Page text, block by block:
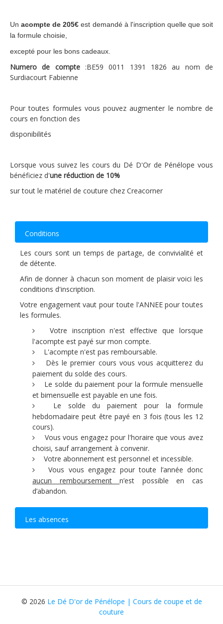
Unacompte de 205€ est demandé à l'inscription quelle que soit
la formule choisie,
excepté pour les bons cadeaux
Numero de compte:BE59 0011 1391 1826 au nom de
Surdiacourt Fabienne
Pour toutes formules vous pouvez augmenter le nombre de
cours en fonction des
disponibilités
Lorsque vous suivez les cours du Dé D'Or de Pénélope vous
bénéficiez d'une réduction de 10%
sur tout le matériel de couture chez Creacorner
Conditions
Les cours sont un temps de partage, de convivialité et
de détente.
Afin de donner à chacun son moment de plaisir voici les
conditions d'inscription.
Votre engagement vaut pour toute l'ANNEE pour toutes
les formules.
Votre inscription n'est effective que lorsque
l'acompte est payé sur mon compte.
L'acompte n'est pas remboursable.
Dès le premier cours vous vous acquitterez du
paiement du solde des cours.
Le solde du paiement pour la formule mensuelle
et bimensuelle est payable en une fois.
Le solde du paiement pour la formule
hebdomadaire peut être payé en 3 fois (tous les 12
cours).
Vous vous engagez pour l'horaire que vous avez
choisi, sauf arrangement à convenir.
Votre abonnement est personnel et incessible.
Vous vous engagez pour toute l’année donc
aucun remboursementn’est possible en cas
d’abandon.
Les absences
Tout cours décommandéle jour mêmesera
perdu.
Vous avez la possibilité de récupérer 3 cours sur
© 2026 Le Dé D'or de Pénélope | Cours de coupe et de
couture